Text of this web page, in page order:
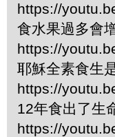
https://
食水果過多會
https://
耶穌全素食生
https://
12年食出了生
https://